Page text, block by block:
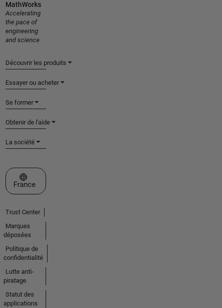
MathWorks
Accelerating
the pace of
engineering
and science
Découvrir les produits
Essayer ou acheter
Se former
Obtenir de l'aide
La société
Sélectionner un site web
France
Trust Center
Marques
déposées
Politique de
confidentialité
Lutte anti-
piratage
Statut des
applications